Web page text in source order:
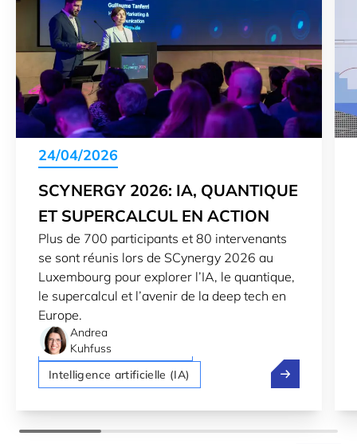
24/04/2026
SCYNERGY 2026: IA, QUANTIQUE
ET SUPERCALCUL EN ACTION
Plus de 700 participants et 80 intervenants
se sont réunis lors de SCynergy 2026 au
Luxembourg pour explorer l’IA, le quantique,
le supercalcul et l’avenir de la deep tech en
Europe.
Andrea
Kuhfuss
Intelligence artificielle (IA)
Technologies quantiques
SCynergy